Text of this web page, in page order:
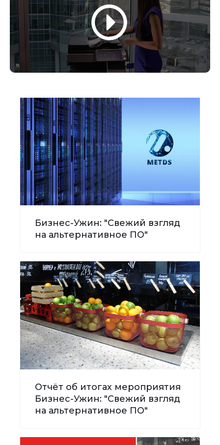
Бизнес-Ужин: "Свежий взгляд
на альтернативное ПО"
Отчёт об итогах мероприятия
Бизнес-Ужин: "Свежий взгляд
на альтернативное ПО"